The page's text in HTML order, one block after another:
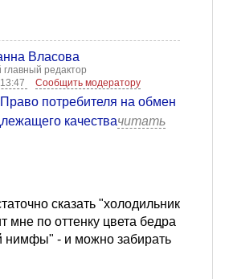
Власова
редактор
Сообщить модератору
потребителя на обмен
качествачитать
сказать "холодильник
мне по оттенку цвета бедра
нимфы" - и можно забирать